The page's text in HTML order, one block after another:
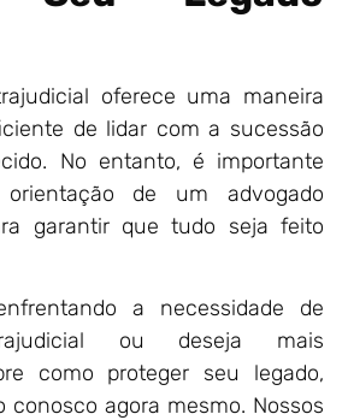
oferece uma maneira
de lidar com a sucessão
No entanto, é importante
de um advogado
garantir que tudo seja feito
a necessidade de
ou deseja mais
como proteger seu legado,
agora mesmo. Nossos